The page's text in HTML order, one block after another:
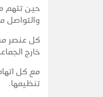
حين تتهم
والتواصل
كل عنصر
خارج
مع كل
تنظيمها.